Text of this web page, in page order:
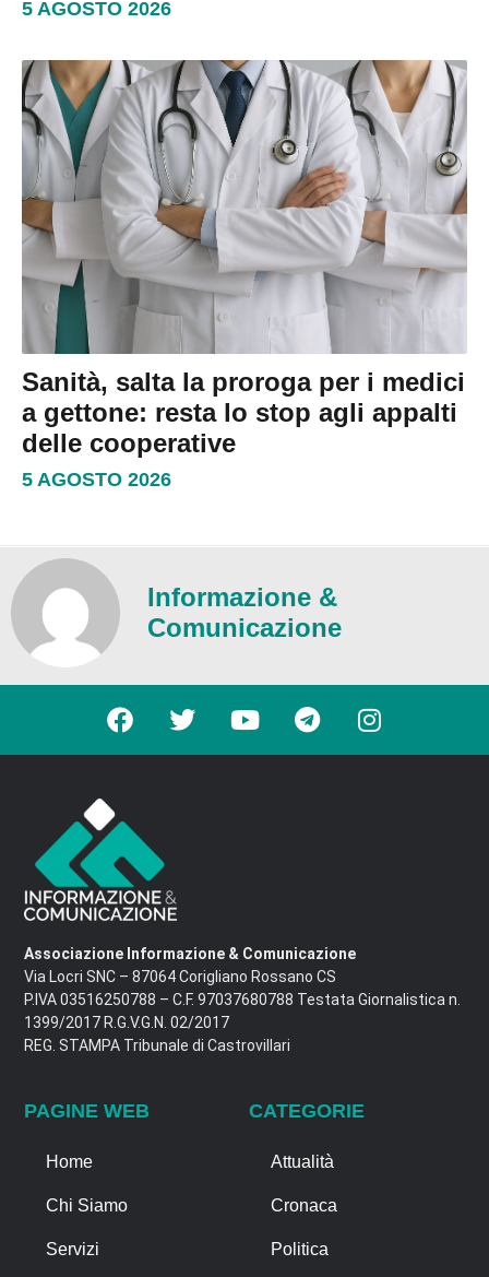
5 AGOSTO 2026
Sanità, salta la proroga per i medici
a gettone: resta lo stop agli appalti
delle cooperative
5 AGOSTO 2026
Informazione &
Comunicazione
Associazione Informazione & Comunicazione
Via Locri SNC – 87064 Corigliano Rossano CS
P.IVA 03516250788 – C.F. 97037680788 Testata Giornalistica n.
1399/2017 R.G.V.G.N. 02/2017
REG. STAMPA Tribunale di Castrovillari
PAGINE WEB
Home
Chi Siamo
Servizi
CATEGORIE
Attualità
Cronaca
Politica